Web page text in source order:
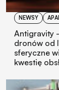
NEWSY
Antigravity
dronów od
sferyczne
kwestię